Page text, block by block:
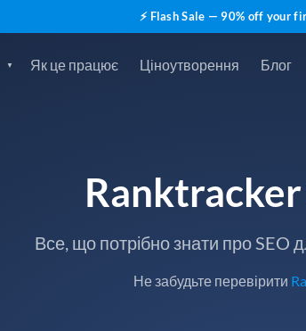
⚡ Flash Sale — 90% off your
Як це працює Ціноутворення Блог
Все, що потрібно знати про SEO
Не забудьте перевірити